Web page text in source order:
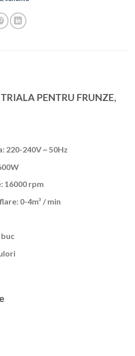
PENTRU FRUNZE,
220-240V ~ 50Hz
16000 rpm
0-4m³ / min